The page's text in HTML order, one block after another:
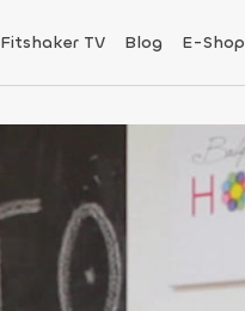
Fitshaker TV Blog E-Shop